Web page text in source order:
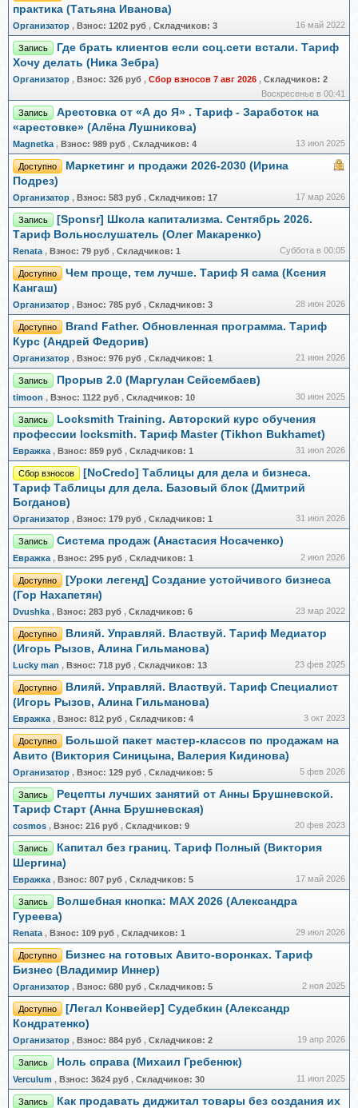
практика (Татьяна Иванова)
Организатор , Взнос: 1202 руб , Складчиков: 3 16 май 2022
Запись
Где брать клиентов если соц.сети встали. Тариф
Хочу делать (Ника Зебра)
Организатор , Взнос: 326 руб , Сбор взносов 7 авг 2026 , Складчиков: 2
Воскресенье в 00:41
Запись
Арестовка от «А до Я» . Тариф - Заработок на
«арестовке» (Алёна Лушникова)
Magnetka , Взнос: 989 руб , Складчиков: 4 13 июл 2025
Доступно
Маркетинг и продажи 2026-2030 (Ирина
Подрез)
Организатор , Взнос: 583 руб , Складчиков: 17 17 мар 2026
Запись
[Sponsr] Школа капитализма. Сентябрь 2026.
Тариф Вольнослушатель (Олег Макаренко)
Renata , Взнос: 79 руб , Складчиков: 1 Суббота в 00:05
Доступно
Чем проще, тем лучше. Тариф Я сама (Ксения
Кангаш)
Организатор , Взнос: 785 руб , Складчиков: 3 28 июн 2026
Доступно
Brand Father. Обновленная программа. Тариф
Курс (Андрей Федорив)
Организатор , Взнос: 976 руб , Складчиков: 1 21 июн 2026
Запись Прорыв 2.0 (Маргулан Сейсембаев)
timoon , Взнос: 1122 руб , Складчиков: 10 30 июн 2025
Запись
Locksmith Training. Авторский курс обучения
профессии locksmith. Тариф Master (Tikhon Bukhamet)
Евражкa , Взнос: 859 руб , Складчиков: 1 31 июл 2026
Сбор взносов
[NoCredo] Таблицы для дела и бизнеса.
Тариф Таблицы для дела. Базовый блок (Дмитрий
Богданов)
Организатор , Взнос: 179 руб , Складчиков: 1 31 июл 2026
Запись Система продаж (Анастасия Носаченко)
Евражкa , Взнос: 295 руб , Складчиков: 1 2 июл 2026
Доступно
[Уроки легенд] Создание устойчивого бизнеса
(Гор Нахапетян)
Dvushka , Взнос: 283 руб , Складчиков: 6 23 мар 2022
Доступно
Влияй. Управляй. Властвуй. Тариф Медиатор
(Игорь Рызов, Алина Гильманова)
Lucky man , Взнос: 718 руб , Складчиков: 13 23 фев 2025
Доступно
Влияй. Управляй. Властвуй. Тариф Специалист
(Игорь Рызов, Алина Гильманова)
Евражкa , Взнос: 812 руб , Складчиков: 4 3 окт 2023
Доступно
Большой пакет мастер-классов по продажам на
Авито (Виктория Синицына, Валерия Кидинова)
Организатор , Взнос: 129 руб , Складчиков: 5 5 фев 2026
Запись
Рецепты лучших занятий от Анны Брушневской.
Тариф Старт (Анна Брушневская)
cosmos , Взнос: 216 руб , Складчиков: 9 20 фев 2023
Запись
Капитал без границ. Тариф Полный (Виктория
Шергина)
Евражкa , Взнос: 807 руб , Складчиков: 5 17 май 2026
Запись
Волшебная кнопка: MAX 2026 (Александра
Гуреева)
Renata , Взнос: 109 руб , Складчиков: 1 29 июл 2026
Доступно
Бизнес на готовых Авито-воронках. Тариф
Бизнес (Владимир Иннер)
Организатор , Взнос: 680 руб , Складчиков: 5 2 ноя 2025
Доступно
[Легал Конвейер] Судебкин (Александр
Кондратенко)
Организатор , Взнос: 884 руб , Складчиков: 2 19 апр 2026
Запись Ноль справа (Михаил Гребенюк)
Verculum , Взнос: 3624 руб , Складчиков: 30 11 июл 2025
Запись
Как продавать диджитал товары без создания их